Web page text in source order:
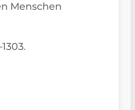
Menschen